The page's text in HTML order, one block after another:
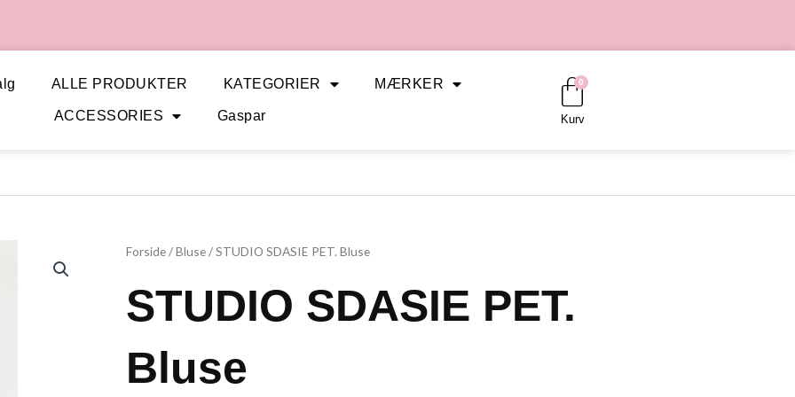
ALLE PRODUKTER KATEGORIER MÆRKER
ACCESSORIES Gaspar
0
Kurv
Kurv
Forside/Bluse/ STUDIO SDASIE PET. Bluse
STUDIO SDASIE PET.
Bluse